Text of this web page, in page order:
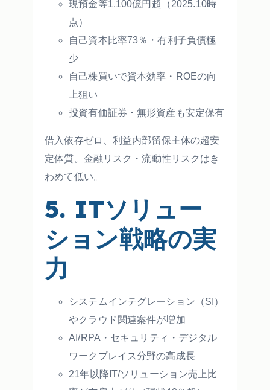
現預金等1,100億円超（2025.10時
点）
自己資本比率73％・有利子負債極
少
自己株買いで資本効率・ROEの向
上狙い
投資有価証券・無形資産も安定保有
借入依存ゼロ、利益内部留保主体の超安
定体質。金融リスク・流動性リスクはき
わめて低い。
5. ITソリュー
ション戦略の実
力
システムインテグレーション（SI）
やクラウド関連案件が増加
AI/RPA・セキュリティ・デジタル
ワークプレイス分野の高成長
21年以降IT/ソリューション売上比